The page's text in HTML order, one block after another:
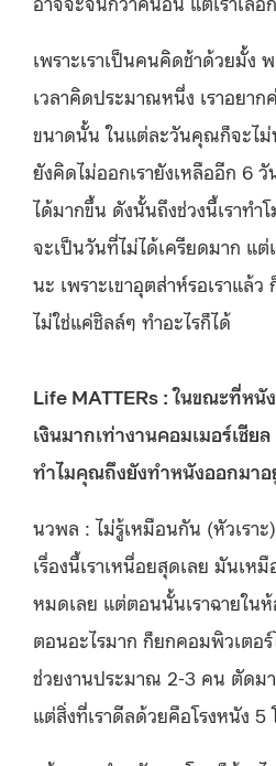
เพราะเราเป็นคนคิดช้าด้วยมั้ง
เวลาคิดประมาณหนึ่ง เราอยา
ขนาดนั้น ในแต่ละวันคุณก็จะไ
ยังคิดไม่ออกเรายังเหลืออีก 6
ได้มากขึ้น ดังนั้นถึงช่วงนี้เราท
จะเป็นวันที่ไม่ได้เครียดมาก แต่
นะ เพราะเขาอุตส่าห์รอเราแล้
ไม่ใช่แค่ชิลล์ๆ ทำอะไรก็ได้
Life MATTERs : ในขณะที่หนั
เงินมากเท่างานคอมเมอร์เชี
ทำไมคุณถึงยังทำหนังออกมาอ
นวพล : ไม่รู้เหมือนกัน (หัวเราะ
เรื่องนี้เราเหนื่อยสุดเลย มันเห
หมดเลย แต่ตอนนั้นเราฉายใน
ตอนอะไรมาก ก็ยกคอมพิวเตอ
ช่วยงานประมาณ 2-3 คน ตัดม
แต่สิ่งที่เราดีลด้วยคือโรงหนัง 5